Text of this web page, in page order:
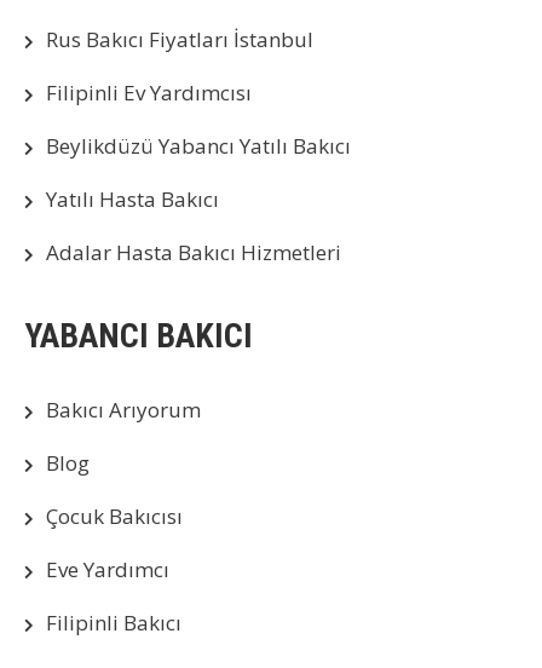
Rus Bakıcı Fiyatları İstanbul
Filipinli Ev Yardımcısı
Beylikdüzü Yabancı Yatılı Bakıcı
Yatılı Hasta Bakıcı
Adalar Hasta Bakıcı Hizmetleri
YABANCI BAKICI
Bakıcı Arıyorum
Blog
Çocuk Bakıcısı
Eve Yardımcı
Filipinli Bakıcı